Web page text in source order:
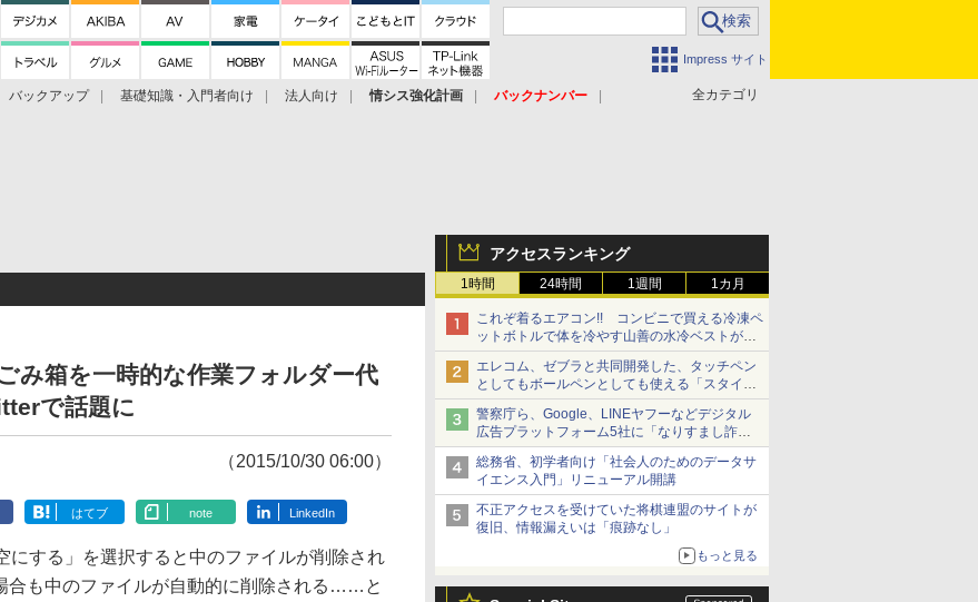
Impress サイト
全カテゴリ
バックアップ 基礎知識・入門者向け 法人向け 情シス強化計画
バックナンバー
アクセスランキング
1時間 24時間 1週間 1カ月
これぞ着るエアコン!! コンビニで買える冷凍ペ
ットボトルで体を冷やす山善の水冷ベストがロ
ードバイクにちょうどいい【ぼっち・ざ・ろー
ど！その14】【空いた時間でなにしてる？】
エレコム、ゼブラと共同開発した、タッチペン
としてもボールペンとしても使える「スタイラ
スツーウェイ」発売 iPadにも紙にも、持ち替
えずに書き込める
警察庁ら、Google、LINEヤフーなどデジタル
広告プラットフォーム5社に「なりすまし詐欺
広告」対策強化を要請 著名人の写真や映像を
使った投資詐欺などへの対策として
総務省、初学者向け「社会人のためのデータサ
イエンス入門」リニューアル開講
不正アクセスを受けていた将棋連盟のサイトが
復旧、情報漏えいは「痕跡なし」
もっと見る
箱を一時的な作業フォルダー代
で話題に
（2015/10/30 06:00）
はてブ note LinkedIn
する」を選択すると中のファイルが削除され
合も中のファイルが自動的に削除される……と